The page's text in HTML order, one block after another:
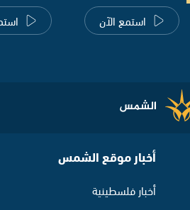
استمع الآن
أخبار موقع الشمس
أخبار فلسطينية